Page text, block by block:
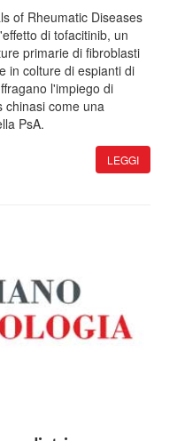
of Rheumatic Diseases
di tofacitinib, un
primarie di fibroblasti
in colture di espianti di
l'impiego di
chinasi come una
PsA.
LEGGI